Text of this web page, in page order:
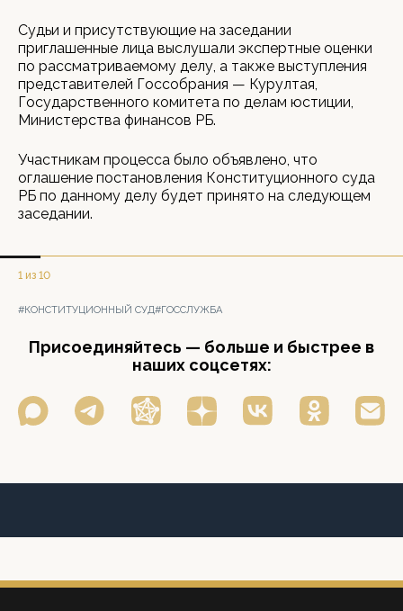
Судьи и присутствующие на заседании
приглашенные лица выслушали экспертные оценки
по рассматриваемому делу, а также выступления
представителей Госсобрания — Курултая,
Государственного комитета по делам юстиции,
Министерства финансов РБ.
Участникам процесса было объявлено, что
оглашение постановления Конституционного суда
РБ по данному делу будет принято на следующем
заседании.
1 из 10
#КОНСТИТУЦИОННЫЙ СУД#ГОССЛУЖБА
Присоединяйтесь — больше и быстрее в
наших соцсетях: